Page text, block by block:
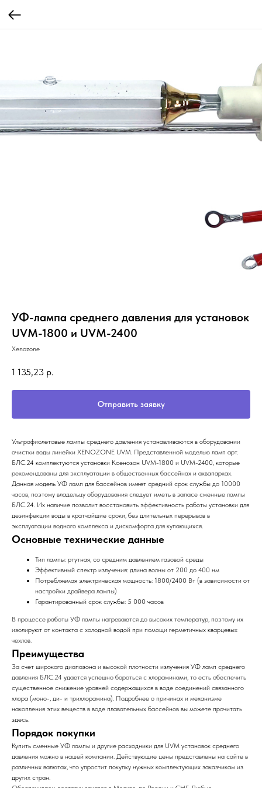
УФ-лампа среднего давления для установок
UVM-1800 и UVM-2400
Xenozone
1 135,23 р.
Отправить заявку
Ультрафиолетовые лампы среднего давления устанавливаются в оборудовании
очистки воды линейки XENOZONE UVM. Представленной моделью ламп арт.
БЛС.24 комплектуются установки Ксенозон UVM-1800 и UVM-2400, которые
рекомендованы для эксплуатации в общественных бассейнах и аквапарках.
Данная модель УФ ламп для бассейнов имеет средний срок службы до 10000
часов, поэтому владельцу оборудования следует иметь в запасе сменные лампы
БЛС.24. Их наличие позволит восстановить эффективность работы установки для
дезинфекции воды в кратчайшие сроки, без длительных перерывов в
эксплуатации водного комплекса и дискомфорта для купающихся.
Основные технические данные
Тип лампы: ртутная, со средним давлением газовой среды
Эффективный спектр излучения: длина волны от 200 до 400 нм
Потребляемая электрическая мощность: 1800/2400 Вт (в зависимости от
настройки драйвера лампы)
Гарантированный срок службы: 5 000 часов
В процессе работы УФ лампы нагреваются до высоких температур, поэтому их
изолируют от контакта с холодной водой при помощи герметичных кварцевых
чехлов.
Преимущества
За счет широкого диапазона и высокой плотности излучения УФ ламп среднего
давления БЛС.24 удается успешно бороться с хлораминами, то есть обеспечить
существенное снижение уровней содержащихся в воде соединений связанного
хлора (моно-, ди- и трихлорамина). Подробнее о причинах и механизме
накопления этих веществ в воде плавательных бассейнов вы можете прочитать
здесь.
Порядок покупки
Купить сменные УФ лампы и другие расходники для UVM установок среднего
давления можно в нашей компании. Действующие цены представлены на сайте в
различных валютах, что упростит покупку нужных комплектующих заказчикам из
других стран.